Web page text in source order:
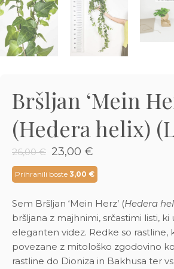
Bršljan ‘Mein
(Hedera helix)
26,00€ Izvirna
cena
je
bila:
26,00 €.
23,00 €
cena
je:
23,00 €.
Prihranili boste 3,00 €
Sem Bršljan ‘Mein Herz’ (Hedera
bršljana z majhnimi, srčastimi listi, ki
eleganten videz. Redke so rastline,
povezane z mitološko zgodovino
rastline do Dioniza in Bakhusa ter
€
Dodaj v košarico
Preberi prispevek